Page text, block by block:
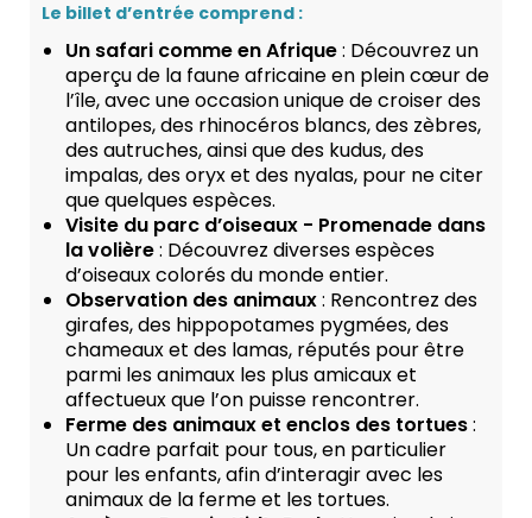
Le billet d’entrée comprend :
Un safari comme en Afrique: Découvrez un
aperçu de la faune africaine en plein cœur de
l’île, avec une occasion unique de croiser des
antilopes, des rhinocéros blancs, des zèbres,
des autruches, ainsi que des kudus, des
impalas, des oryx et des nyalas, pour ne citer
que quelques espèces.
Visite du parc d’oiseaux - Promenade dans
la volière: Découvrez diverses espèces
d’oiseaux colorés du monde entier.
Observation des animaux: Rencontrez des
girafes, des hippopotames pygmées, des
chameaux et des lamas, réputés pour être
parmi les animaux les plus amicaux et
affectueux que l’on puisse rencontrer.
Ferme des animaux et enclos des tortues:
Un cadre parfait pour tous, en particulier
pour les enfants, afin d’interagir avec les
animaux de la ferme et les tortues.